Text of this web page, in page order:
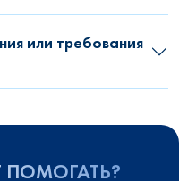
или требования
ПОМОГАТЬ?